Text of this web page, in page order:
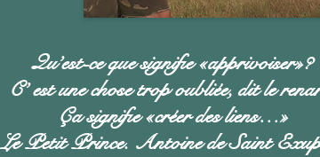
Qu’est-ce que signifie «apprivoiser»?
C’ est une chose trop oubliée, dit le
Ça signifie «créer des liens…»
Le Petit Prince. Antoine de Saint